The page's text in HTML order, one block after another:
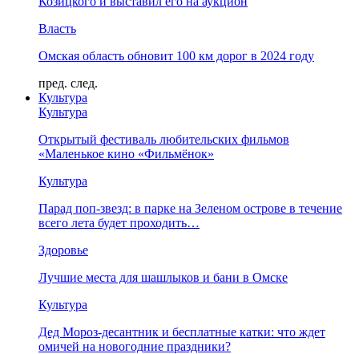
Власть
Омская область обновит 100 км дорог в 2024 году
пред. след.
Культура
Культура
Открытый фестиваль любительских фильмов
«Маленькое кино «Фильмёнок»
Культура
Парад поп-звезд: в парке на Зеленом острове в течение
всего лета будет проходить…
Здоровье
Лучшие места для шашлыков и бани в Омске
Культура
Дед Мороз-десантник и бесплатные катки: что ждет
омичей на новогодние праздники?